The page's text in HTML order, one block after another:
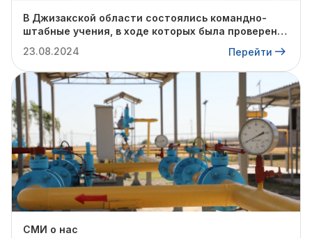
В Джизакской области состоялись командно-
штабные учения, в ходе которых была проверена
осенне-зимнему сезону.
23.08.2024 Перейти
СМИ о нас